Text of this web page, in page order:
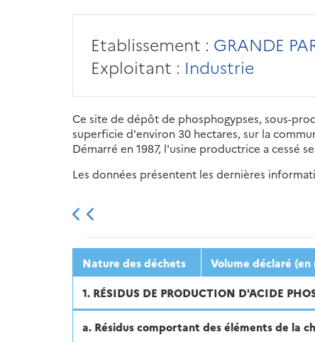
Etablissement : GRANDE
Exploitant : Industrie
Ce site de dépôt de phosphogypses, sous-
superficie d'environ 30 hectares, sur la
Démarré en 1987, l'usine productrice a cessé
Les données présentent les dernières
2013 2014 2015
Nature des déchets Volume déclaré
1. RÉSIDUS DE PRODUCTION D'ACIDE
a. Résidus comportant des éléments de la